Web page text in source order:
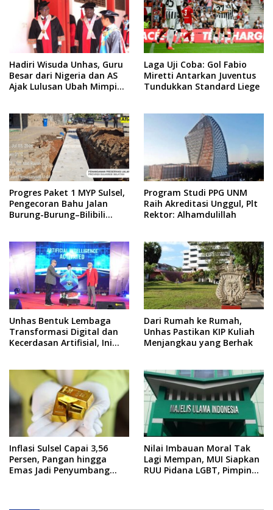
Hadiri Wisuda Unhas, Guru
Besar dari Nigeria dan AS
Ajak Lulusan Ubah Mimpi
Laga Uji Coba: Gol Fabio
Miretti Antarkan Juventus
Tundukkan Standard Liege
Progres Paket 1 MYP Sulsel,
Pengecoran Bahu Jalan
Burung-Burung–Bilibili
Program Studi PPG UNM
Raih Akreditasi Unggul, Plt
Rektor: Alhamdulillah
Unhas Bentuk Lembaga
Transformasi Digital dan
Kecerdasan Artifisial, Ini
Dari Rumah ke Rumah,
Unhas Pastikan KIP Kuliah
Menjangkau yang Berhak
Inflasi Sulsel Capai 3,56
Persen, Pangan hingga
Emas Jadi Penyumbang
Nilai Imbauan Moral Tak
Lagi Mempan, MUI Siapkan
RUU Pidana LGBT, Pimpinan